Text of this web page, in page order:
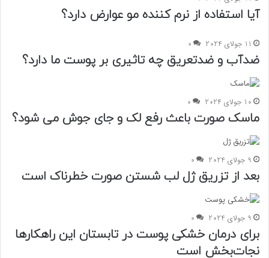
آیا استفاده از نرم کننده مو عوارض دارد؟
11 جولای 2024 0
ضدآب و ضدتعریق چه تاثیری بر پوست ما دارد؟
10 جولای 2024 0
ماسک صورت باعث رفع لک و جای جوش می شود؟
9 جولای 2024 0
بعد از تزریق ژل لب شستن صورت خطرناک است
9 جولای 2024 0
برای درمان خشکی پوست در تابستان این راهکارها
نجات‌بخش است